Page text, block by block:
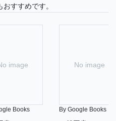
すすめです。
image
Books
No image
By Google Books